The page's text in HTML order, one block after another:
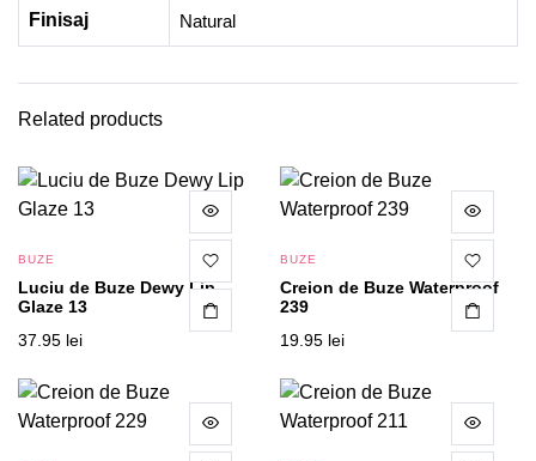
Finisaj Natural
Related products
BUZE
Luciu de Buze Dewy Lip
Glaze 13
37.95 lei
BUZE
Creion de Buze Waterproof
239
19.95 lei